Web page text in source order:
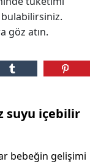
bulabilirsiniz.
göz atın.
suyu içebilir
bebeğin gelişimi